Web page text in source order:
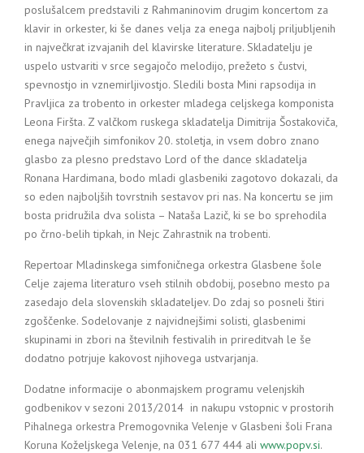
poslušalcem predstavili z Rahmaninovim drugim koncertom za
klavir in orkester, ki še danes velja za enega najbolj priljubljenih
in največkrat izvajanih del klavirske literature. Skladatelju je
uspelo ustvariti v srce segajočo melodijo, prežeto s čustvi,
spevnostjo in vznemirljivostjo. Sledili bosta Mini rapsodija in
Pravljica za trobento in orkester mladega celjskega komponista
Leona Firšta. Z valčkom ruskega skladatelja Dimitrija Šostakoviča,
enega največjih simfonikov 20. stoletja, in vsem dobro znano
glasbo za plesno predstavo Lord of the dance skladatelja
Ronana Hardimana, bodo mladi glasbeniki zagotovo dokazali, da
so eden najboljših tovrstnih sestavov pri nas. Na koncertu se jim
bosta pridružila dva solista – Nataša Lazič, ki se bo sprehodila
po črno-belih tipkah, in Nejc Zahrastnik na trobenti.
Repertoar Mladinskega simfoničnega orkestra Glasbene šole
Celje zajema literaturo vseh stilnih obdobij, posebno mesto pa
zasedajo dela slovenskih skladateljev. Do zdaj so posneli štiri
zgoščenke. Sodelovanje z najvidnejšimi solisti, glasbenimi
skupinami in zbori na številnih festivalih in prireditvah le še
dodatno potrjuje kakovost njihovega ustvarjanja.
Dodatne informacije o abonmajskem programu velenjskih
godbenikov v sezoni 2013/2014 in nakupu vstopnic v prostorih
Pihalnega orkestra Premogovnika Velenje v Glasbeni šoli Frana
Koruna Koželjskega Velenje, na 031 677 444 ali www.popv.si.